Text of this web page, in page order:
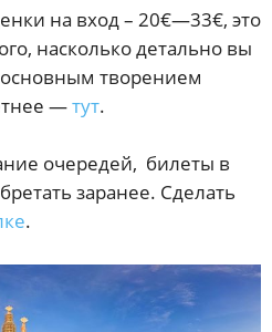
на вход – 20€—33€, это
насколько детально вы
основным творением
—тут.
очередей, билеты в
заранее. Сделать
.